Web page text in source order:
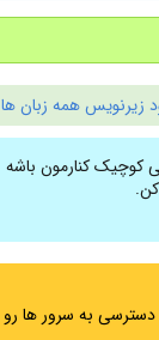
زیرنویس همه زبان ها
کوچیک کنارمون باشه
1 شده که در شرایط جنگی دسترسی به سرور ها رو